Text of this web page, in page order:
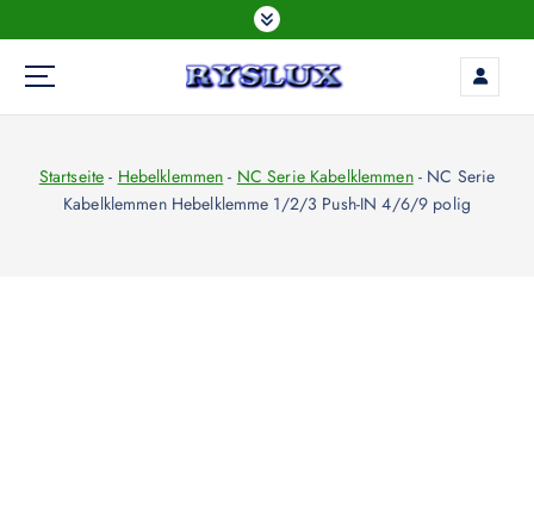
u
n
LED Beleuchtung
Startseite - Hebelklemmen - NC Serie Kabelklemmen- NC Serie
Kabelklemmen Hebelklemme 1/2/3 Push-IN 4/6/9 polig